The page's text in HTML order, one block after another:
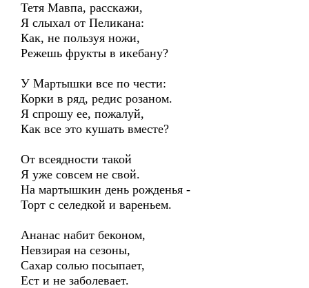
Тетя Мавпа, расскажи,
Я слыхал от Пеликана:
Как, не пользуя ножи,
Режешь фрукты в икебану?
У Мартышки все по чести:
Корки в ряд, редис розаном.
Я спрошу ее, пожалуй,
Как все это кушать вместе?
От всеядности такой
Я уже совсем не свой.
На мартышкин день рожденья -
Торт с селедкой и вареньем.
Ананас набит беконом,
Невзирая на сезоны,
Сахар солью посыпает,
Ест и не заболевает.